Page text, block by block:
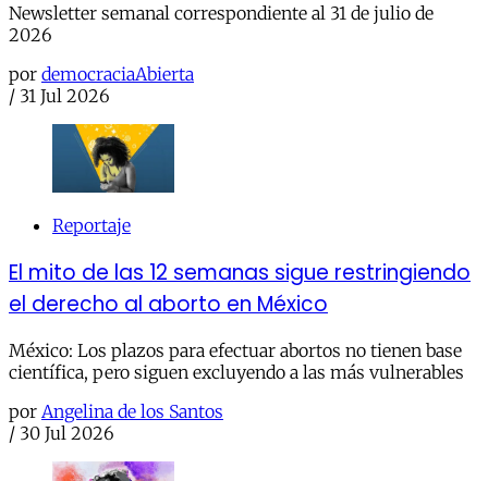
Newsletter semanal correspondiente al 31 de julio de
2026
por democraciaAbierta
/ 31 Jul 2026
Reportaje
El mito de las 12 semanas sigue restringiendo
el derecho al aborto en México
México: Los plazos para efectuar abortos no tienen base
científica, pero siguen excluyendo a las más vulnerables
por Angelina de los Santos
/ 30 Jul 2026